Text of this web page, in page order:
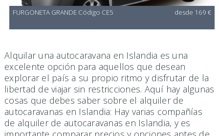
FURGONETA GRANDE Código CE5 desde 169 €
Alquilar una autocaravana en Islandia es una
excelente opción para aquellos que desean
explorar el país a su propio ritmo y disfrutar de la
libertad de viajar sin restricciones. Aquí hay algunas
cosas que debes saber sobre el alquiler de
autocaravanas en Islandia: Hay varias compañías
de alquiler de autocaravanas en Islandia, y es